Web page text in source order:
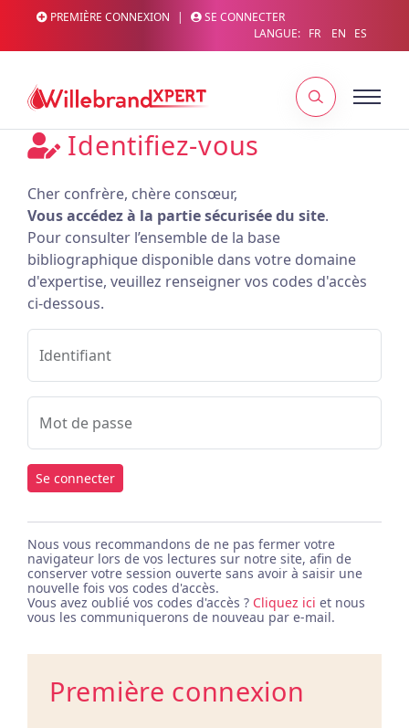
PREMIÈRE CONNEXION |
SE CONNECTER
LANGUE: FR EN ES
Identifiez-vous
Cher confrère, chère consœur,
Vous accédez à la partie sécurisée du site.
Pour consulter l’ensemble de la base
bibliographique disponible dans votre domaine
d'expertise, veuillez renseigner vos codes d'accès
ci-dessous.
Identifiant
Mot de passe
Se connecter
Nous vous recommandons de ne pas fermer votre
navigateur lors de vos lectures sur notre site, afin de
conserver votre session ouverte sans avoir à saisir une
nouvelle fois vos codes d'accès.
Vous avez oublié vos codes d'accès ? Cliquez ici et nous
vous les communiquerons de nouveau par e-mail.
Première connexion